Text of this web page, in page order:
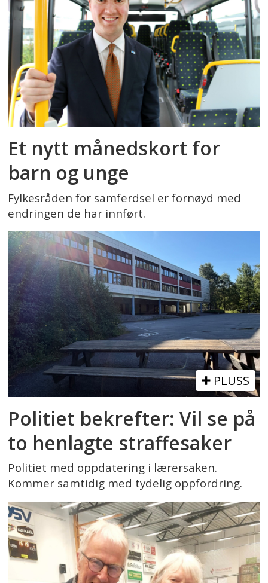
Et nytt månedskort for
barn og unge
Fylkesråden for samferdsel er fornøyd med
endringen de har innført.
PLUSS
Politiet bekrefter: Vil se på
to henlagte straffesaker
Politiet med oppdatering i lærersaken.
Kommer samtidig med tydelig oppfordring.